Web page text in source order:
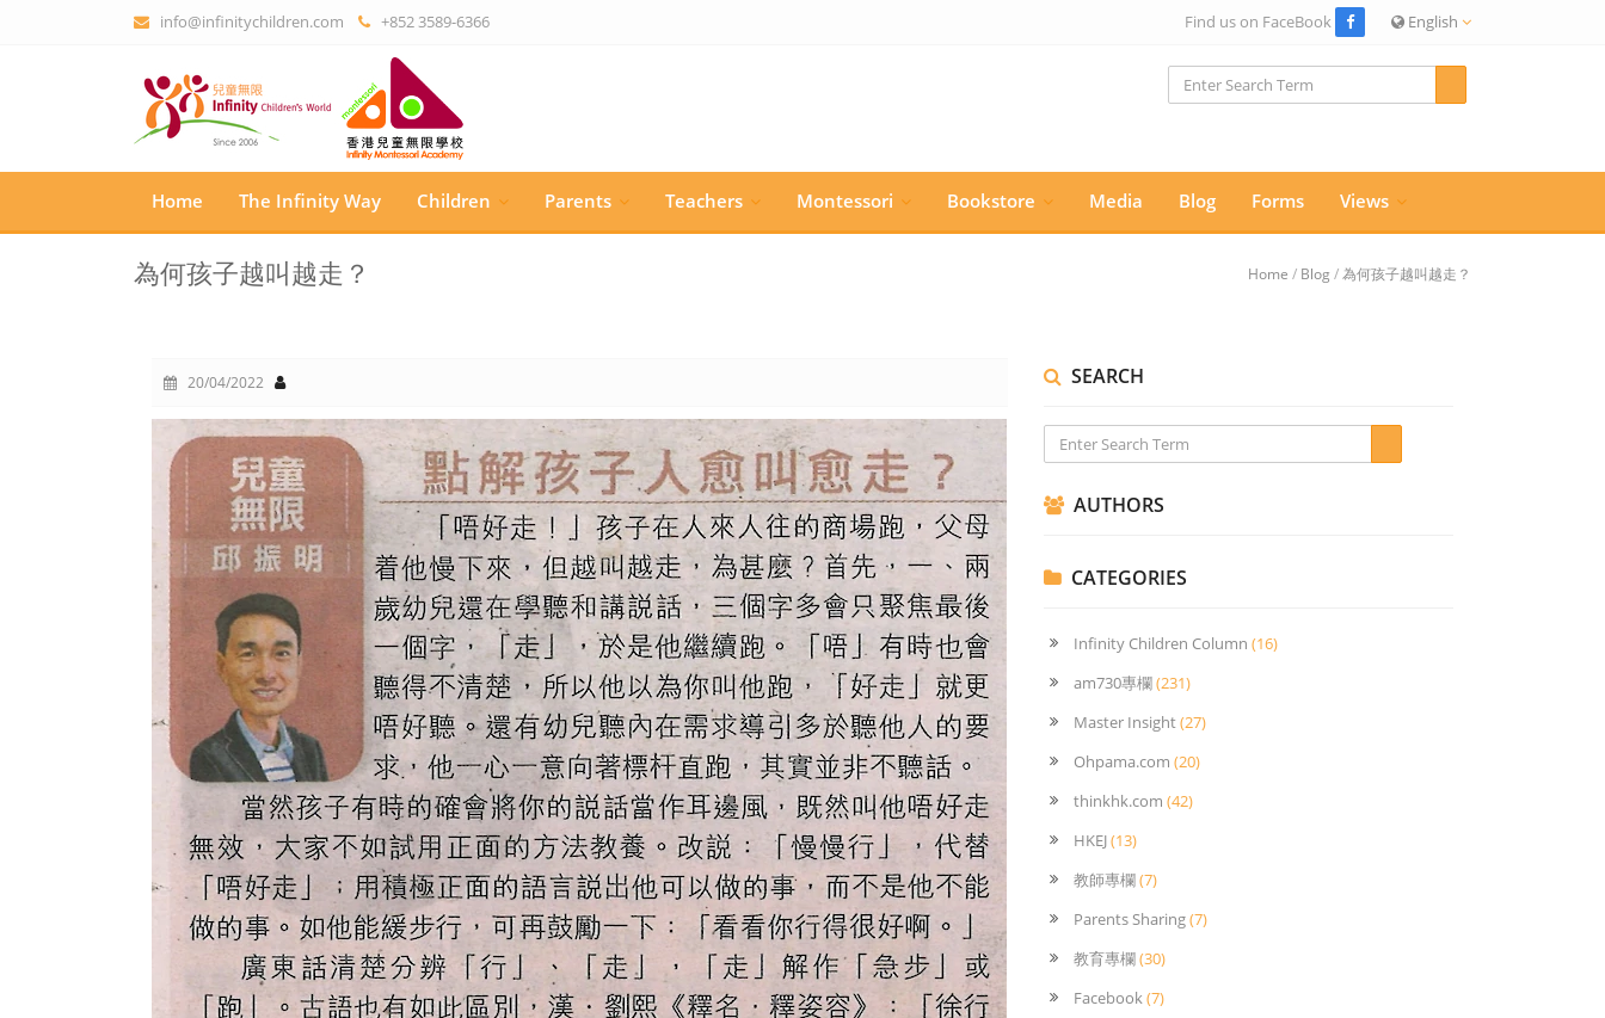
info@infinitychildren.com +852 3589-6366 English
Find us on FaceBook
Home The Infinity Way Children Parents Teachers Montessori Bookstore Media Blog Forms Views
為何孩子越叫越走？ Home / Blog /為何孩子越叫越走？
20/04/2022 SEARCH
AUTHORS
CATEGORIES
Infinity Children Column (16)
am730專欄(231)
Master Insight(27)
Ohpama.com (20)
thinkhk.com (42)
HKEJ(13)
教師專欄(7)
Parents Sharing(7)
教育專欄(30)
Facebook(7)